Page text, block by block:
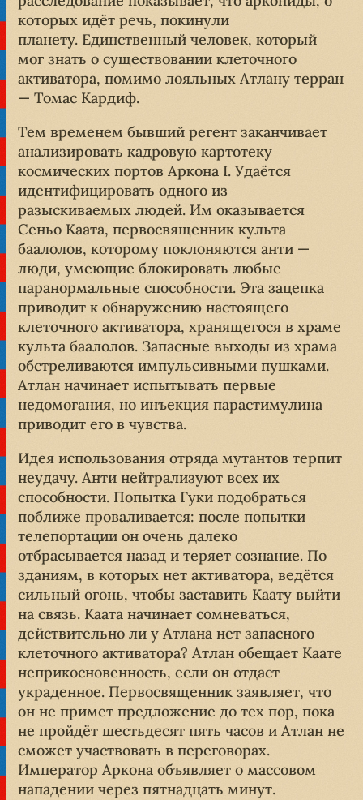
которых идёт речь, покинули
планету. Единственный человек, который
мог знать о существовании клеточного
активатора, помимо лояльных Атлану терран
— Томас Кардиф.
Тем временем бывший регент заканчивает
анализировать кадровую картотеку
космических портов Аркона I. Удаётся
идентифицировать одного из
разыскиваемых людей. Им оказывается
Сеньо Каата, первосвященник культа
баалолов, которому поклоняются анти —
люди, умеющие блокировать любые
паранормальные способности. Эта зацепка
приводит к обнаружению настоящего
клеточного активатора, хранящегося в храме
культа баалолов. Запасные выходы из храма
обстреливаются импульсивными пушками.
Атлан начинает испытывать первые
недомогания, но инъекция парастимулина
приводит его в чувства.
Идея использования отряда мутантов терпит
неудачу. Анти нейтрализуют всех их
способности. Попытка Гуки подобраться
поближе проваливается: после попытки
телепортации он очень далеко
отбрасывается назад и теряет сознание. По
зданиям, в которых нет активатора, ведётся
сильный огонь, чтобы заставить Каату выйти
на связь. Каата начинает сомневаться,
действительно ли у Атлана нет запасного
клеточного активатора? Атлан обещает Каате
неприкосновенность, если он отдаст
украденное. Первосвященник заявляет, что
он не примет предложение до тех пор, пока
не пройдёт шестьдесят пять часов и Атлан не
сможет участвовать в переговорах.
Император Аркона объявляет о массовом
нападении через пятнадцать минут.